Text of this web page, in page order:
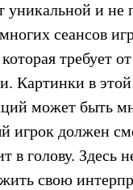
и не
сеансов
требует
Картинки в
может быть
должен
в голову. Здесь
свою